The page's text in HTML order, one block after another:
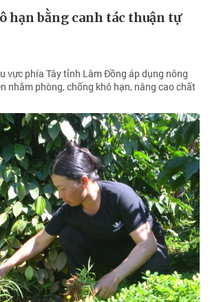
hạn bằng canh tác thuận tự
vực phía Tây tỉnh Lâm Đồng áp dụng nông
nhằm phòng, chống khô hạn, nâng cao chất